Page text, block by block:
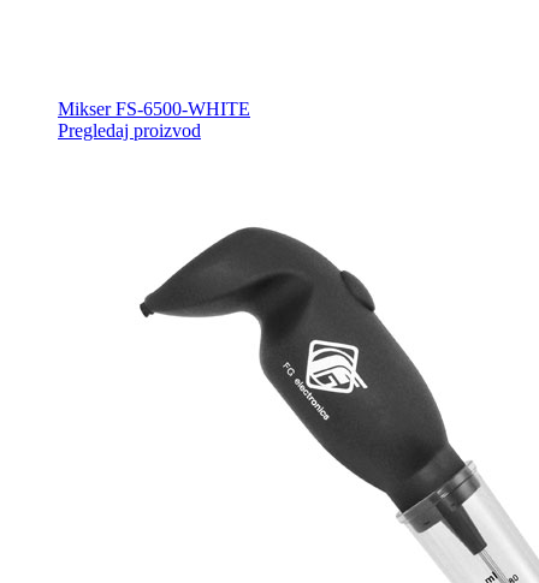
Mikser FS-6500-WHITE
Pregledaj proizvod